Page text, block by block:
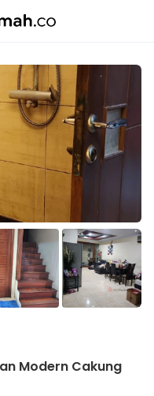
Modern Cakung